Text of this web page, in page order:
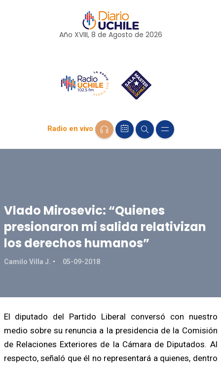
Año XVIII, 8 de Agosto de 2026
Radio en vivo
Vlado Mirosevic: “Quienes
presionaron mi salida relativizan
los derechos humanos”
Camilo Villa J. 05-09-2018
El diputado del Partido Liberal conversó con nuestro
medio sobre su renuncia a la presidencia de la Comisión
de Relaciones Exteriores de la Cámara de Diputados. Al
respecto, señaló que él no representará a quienes, dentro